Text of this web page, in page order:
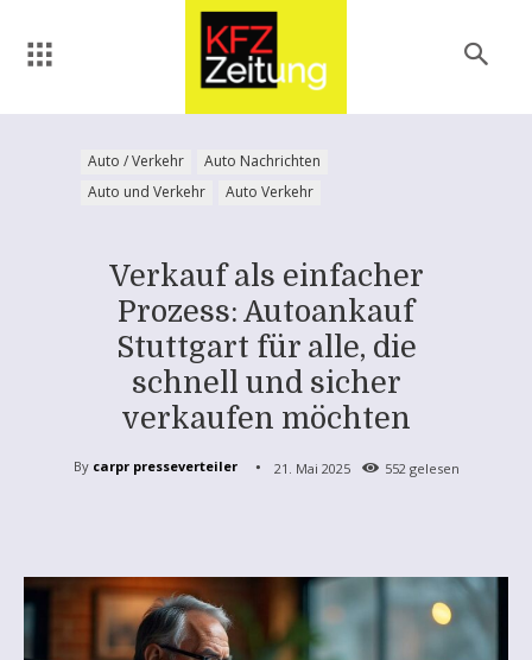
Auto / Verkehr
Auto Nachrichten
Auto und Verkehr
Auto Verkehr
Verkauf als einfacher
Prozess: Autoankauf
Stuttgart für alle, die
schnell und sicher
verkaufen möchten
By carpr presseverteiler 21. Mai 2025 552 gelesen